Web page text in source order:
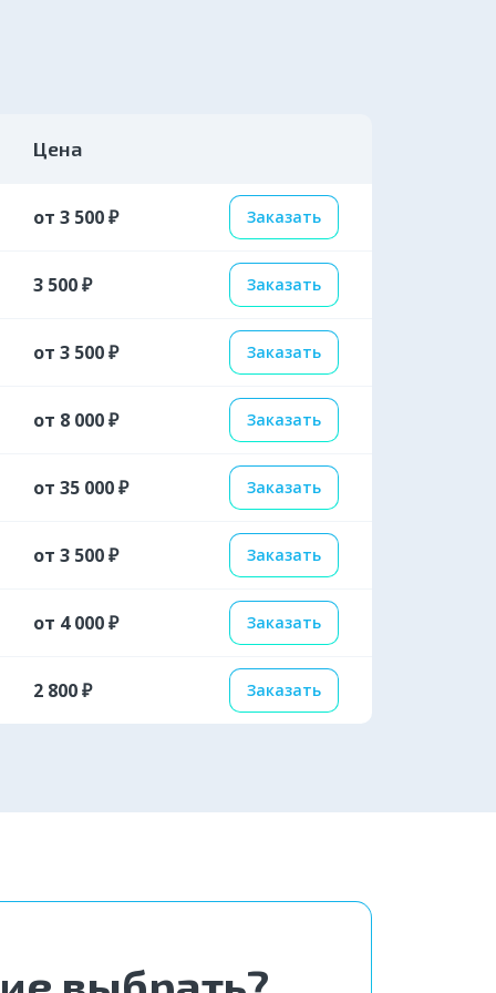
Цена
от 3 500 ₽ Заказать
3 500 ₽ Заказать
от 3 500 ₽ Заказать
от 8 000 ₽ Заказать
от 35 000 ₽ Заказать
от 3 500 ₽ Заказать
от 4 000 ₽ Заказать
2 800 ₽ Заказать